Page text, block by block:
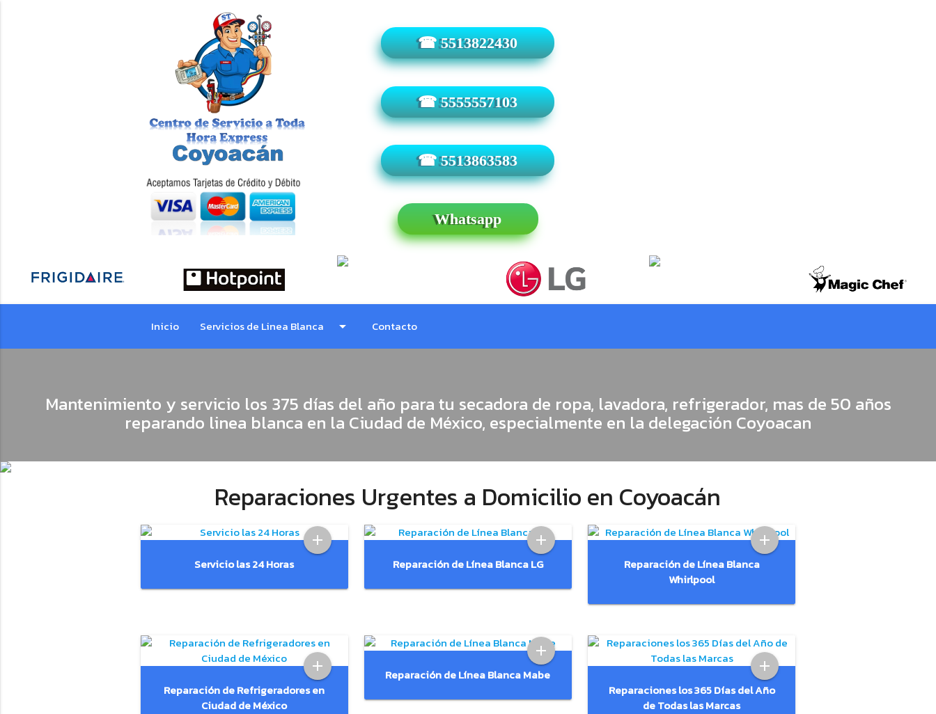
☎ 5513822430
☎ 5555557103
☎ 5513863583
Whatsapp
Inicio Servicios de Linea Blanca arrow_drop_down Contacto
Mantenimiento y servicio los 375 días del año para tu secadora de ropa, lavadora, refrigerador, mas de 50 años
reparando linea blanca en la Ciudad de México, especialmente en la delegación Coyoacan
Reparaciones Urgentes a Domicilio en Coyoacán
add
Servicio las 24 Horas
add
Reparación de Línea Blanca LG
add
Reparación de Línea Blanca
Whirlpool
add
Reparación de Refrigeradores en
Ciudad de México
add
Reparación de Línea Blanca Mabe
add
Reparaciones los 365 Días del Año
de Todas las Marcas